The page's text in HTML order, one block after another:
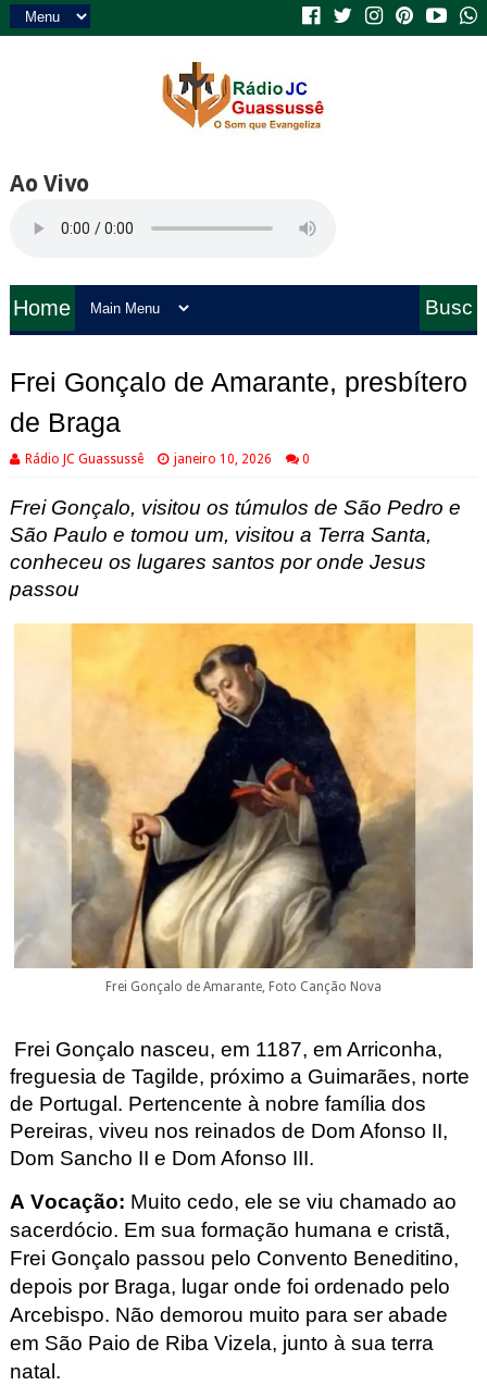
Ao Vivo
Home
Busc
Frei Gonçalo de Amarante, presbítero
de Braga
Rádio JC Guassussê janeiro 10, 2026 0
Frei Gonçalo, visitou os túmulos de São Pedro e
São Paulo e tomou um, visitou a Terra Santa,
conheceu os lugares santos por onde Jesus
passou
Frei Gonçalo de Amarante, Foto Canção Nova
Frei Gonçalo nasceu, em 1187, em Arriconha,
freguesia de Tagilde, próximo a Guimarães, norte
de Portugal. Pertencente à nobre família dos
Pereiras, viveu nos reinados de Dom Afonso II,
Dom Sancho II e Dom Afonso III.
A Vocação: Muito cedo, ele se viu chamado ao
sacerdócio. Em sua formação humana e cristã,
Frei Gonçalo passou pelo Convento Beneditino,
depois por Braga, lugar onde foi ordenado pelo
Arcebispo. Não demorou muito para ser abade
em São Paio de Riba Vizela, junto à sua terra
natal.